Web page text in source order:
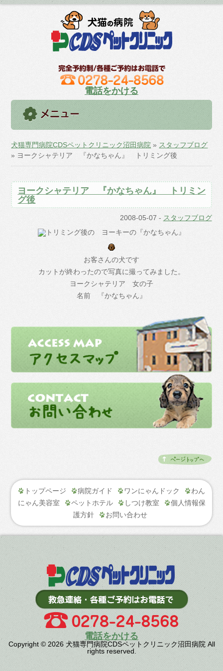
電話をかける
犬猫専門病院CDSペットクリニック沼田病院 » スタッフブログ
» ヨークシャテリア 『かなちゃん』 トリミング後
ヨークシャテリア 『かなちゃん』 トリミン
グ後
2008-05-07 - スタッフブログ
お客さんの犬です
カットが終わったので写真に撮ってみました。
ヨークシャテリア 女の子
名前 『かなちゃん』
トップページ 病院ガイド ワンにゃんドック
わん
にゃん美容室
ペットホテル しつけ教室
個人情報保
護方針
お問い合わせ
電話をかける
Copyright © 2026 犬猫専門病院CDSペットクリニック沼田病院 All
rights reserved.